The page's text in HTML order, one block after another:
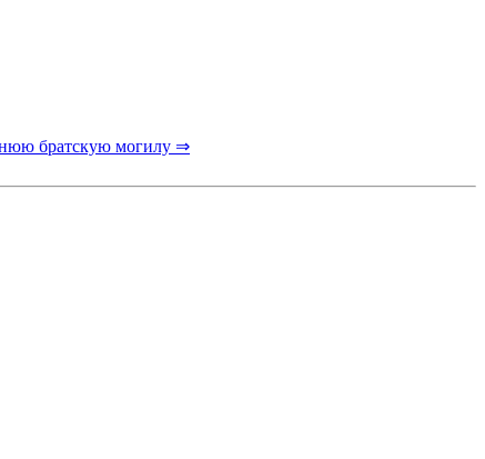
братскую могилу ⇒